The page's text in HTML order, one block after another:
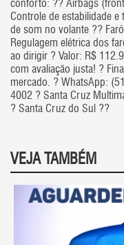
conforto: ?? Airbags
Controle de estabilidade
de som no volante ??
Regulagem elétrica dos
ao dirigir ? Valor: R$
com avaliação justa! ?
mercado. ? WhatsApp:
4002 ? Santa Cruz
? Santa Cruz do Sul ??
VEJA TAMBÉM